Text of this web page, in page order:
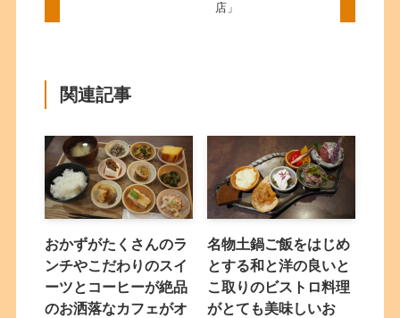
店」
関連記事
おかずがたくさんのラ
ンチやこだわりのスイ
ーツとコーヒーが絶品
のお洒落なカフェがオ
名物土鍋ご飯をはじめ
とする和と洋の良いと
こ取りのビストロ料理
がとても美味しいお